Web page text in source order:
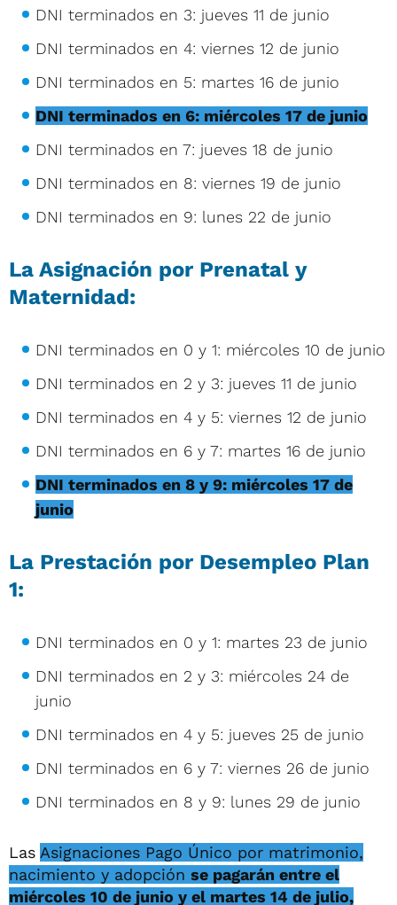
DNI terminados en 3: jueves 11 de junio
DNI terminados en 4: viernes 12 de junio
DNI terminados en 5: martes 16 de junio
DNI terminados en 6: miércoles 17 de junio
DNI terminados en 7: jueves 18 de junio
DNI terminados en 8: viernes 19 de junio
DNI terminados en 9: lunes 22 de junio
La Asignación por Prenatal y
Maternidad:
DNI terminados en 0 y 1: miércoles 10 de junio
DNI terminados en 2 y 3: jueves 11 de junio
DNI terminados en 4 y 5: viernes 12 de junio
DNI terminados en 6 y 7: martes 16 de junio
DNI terminados en 8 y 9: miércoles 17 de
junio
La Prestación por Desempleo Plan
1:
DNI terminados en 0 y 1: martes 23 de junio
DNI terminados en 2 y 3: miércoles 24 de
junio
DNI terminados en 4 y 5: jueves 25 de junio
DNI terminados en 6 y 7: viernes 26 de junio
DNI terminados en 8 y 9: lunes 29 de junio
Las Asignaciones Pago Único por matrimonio,
nacimiento y adopción se pagarán entre el
miércoles 10 de junio y el martes 14 de julio,